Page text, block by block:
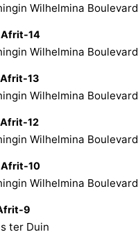
Wilhelmina Boulevard
Afrit-14
Wilhelmina Boulevard
Afrit-13
Wilhelmina Boulevard
Afrit-12
Wilhelmina Boulevard
Afrit-10
Wilhelmina Boulevard
9
ter Duin